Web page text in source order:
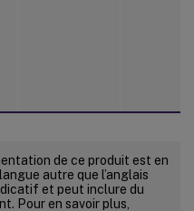
de ce produit est en
autre que l’anglais
et peut inclure du
Pour en savoir plus,